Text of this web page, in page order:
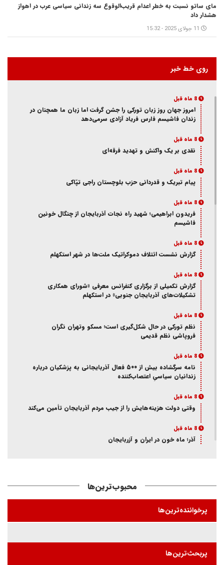
مای ساتو نسبت به خطر اعدام قریب‌الوقوع سه زندانی سیاسی عرب در اهواز
هشدار داد
11 جولای 2025 - 15:32
روی خط خبر
8 ماه قبل
امروز جهان روز زبان تورکی را جشن گرفت اما زبان ما همچنان در
زندان فاشیسم فارس فریاد آزادی سر‌می‌دهد
8 ماه قبل
نقدی بر یک واکنش و‌ تهدید فرقه‌ای
8 ماه قبل
پیام تبریک و قدردانی حزب بلوچستان راجی تپّاکی
8 ماه قبل
فریدون ابراهیمی؛ شهید راه نجات آذربایجان از چنگال خونین
فاشیسم
8 ماه قبل
گزارش نشست ائتلاف دموکراتیک ملت‌ها در شهر استکهلم
8 ماه قبل
گزارش تکمیلی از برگزاری کنفرانس معرفی «شورای همکاری
تشکیلات‌های آذربایجان جنوبی» در استکهلم
8 ماه قبل
نظم تورکی در حال شکل‌گیری است؛ مسکو وتهران نگران
فروپاشی نظم قدیمی
8 ماه قبل
نامه سرگشاده بیش از ۵۰۰ فعال آذربایجانی به پزشکیان درباره
زندانیان سیاسیِ اعتصاب‌کننده
8 ماه قبل
وقتی دولت هزینه‌هایش را از جیب مردم آذربایجان تأمین می‌کند
8 ماه قبل
آذر؛ ماه خون در ایران و آزربایجان
ممانعت وزارت اطلاعات از حضور یک فعال آذربایجانی در تئاتر
«کوراوغلو» تبریز
بازی شیخ با شاه و مجاهد
محبوب‌ترین‌ها
پرخواننده‌ترین‌ها
پربحث‌ترین‌ها